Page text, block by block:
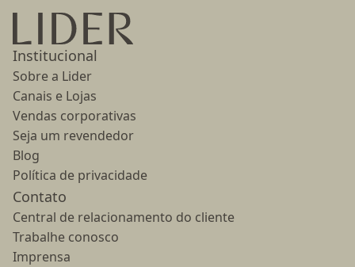
Ir para a página inicial
Institucional
Sobre a Lider
Canais e Lojas
Vendas corporativas
Seja um revendedor
Blog
Política de privacidade
Contato
Central de relacionamento do cliente
Trabalhe conosco
Imprensa